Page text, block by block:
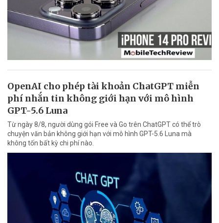
OpenAI cho phép tài khoản ChatGPT miễn
phí nhắn tin không giới hạn với mô hình
GPT-5.6 Luna
Từ ngày 8/8, người dùng gói Free và Go trên ChatGPT có thể trò
chuyện văn bản không giới hạn với mô hình GPT-5.6 Luna mà
không tốn bất kỳ chi phí nào.